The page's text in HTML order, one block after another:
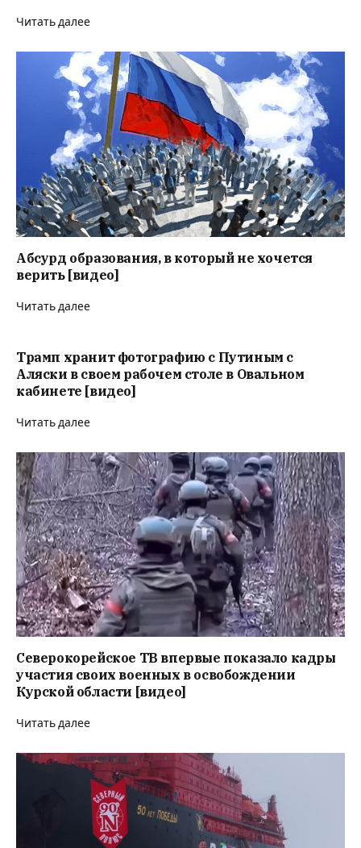
Читать далее
Абсурд образования, в который не хочется
верить [видео]
Читать далее
Трамп хранит фотографию с Путиным с
Аляски в своем рабочем столе в Овальном
кабинете [видео]
Читать далее
Северокорейское ТВ впервые показало кадры
участия своих военных в освобождении
Курской области [видео]
Читать далее